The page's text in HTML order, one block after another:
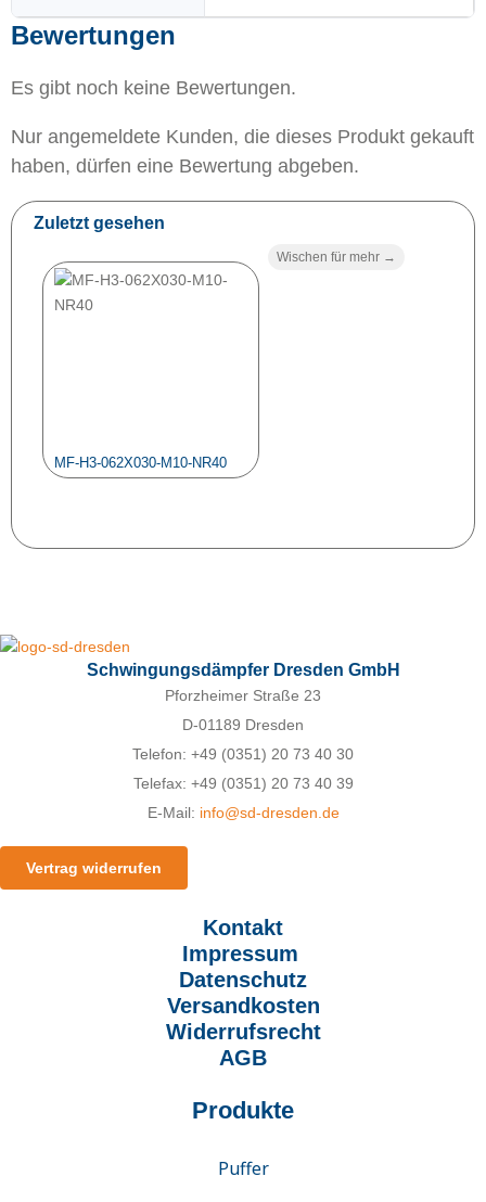
Bewertungen
Es gibt noch keine Bewertungen.
Nur angemeldete Kunden, die dieses Produkt gekauft
haben, dürfen eine Bewertung abgeben.
Zuletzt gesehen
Wischen für mehr →
MF-H3-062X030-M10-NR40
Schwingungsdämpfer Dresden GmbH
Pforzheimer Straße 23
D-01189 Dresden
Telefon: +49 (0351) 20 73 40 30
Telefax: +49 (0351) 20 73 40 39
E-Mail: info@sd-dresden.de
Vertrag widerrufen
Kontakt
Impressum
Datenschutz
Versandkosten
Widerrufsrecht
AGB
Produkte
Puffer